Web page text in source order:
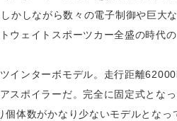
かしながら数々の電子制御や巨大
ウェイトスポーツカー全盛の時代
インターボモデル。走行距離
スポイラーだ。完全に固定式とな
体数がかなり少ないモデルとなっ